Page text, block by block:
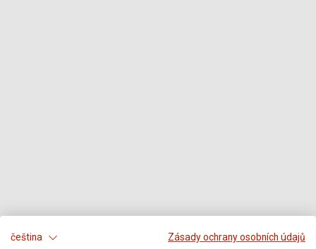
čeština
Zásady ochrany osobních údajů